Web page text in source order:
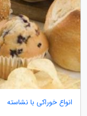
انواع خوراکی با نشاسته